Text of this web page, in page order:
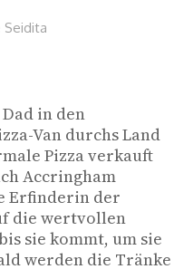
Seidita
in den
Van durchs Land
Pizza verkauft
Accringham
Erfinderin der
die wertvollen
sie kommt, um sie
werden die Tränke